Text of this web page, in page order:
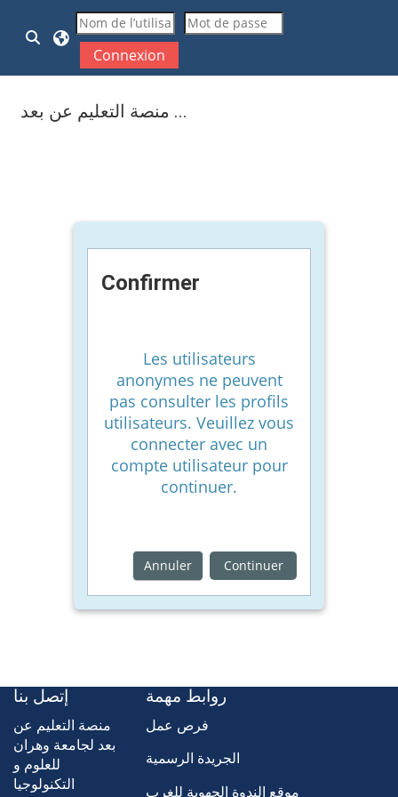
Passer au contenu principal
Activer/désactiver la saisie de recherche
Connexion
منصة التعليم عن بعد ...
Confirmer
Les utilisateurs
anonymes ne peuvent
pas consulter les profils
utilisateurs. Veuillez vous
connecter avec un
compte utilisateur pour
continuer.
Annuler Continuer
إتصل بنا
منصة التعليم عن
بعد لجامعة وهران
للعلوم و
التكنولوجيا
روابط مهمة
فرص عمل
الجريدة الرسمية
موقع الندوة الجهوية للغرب